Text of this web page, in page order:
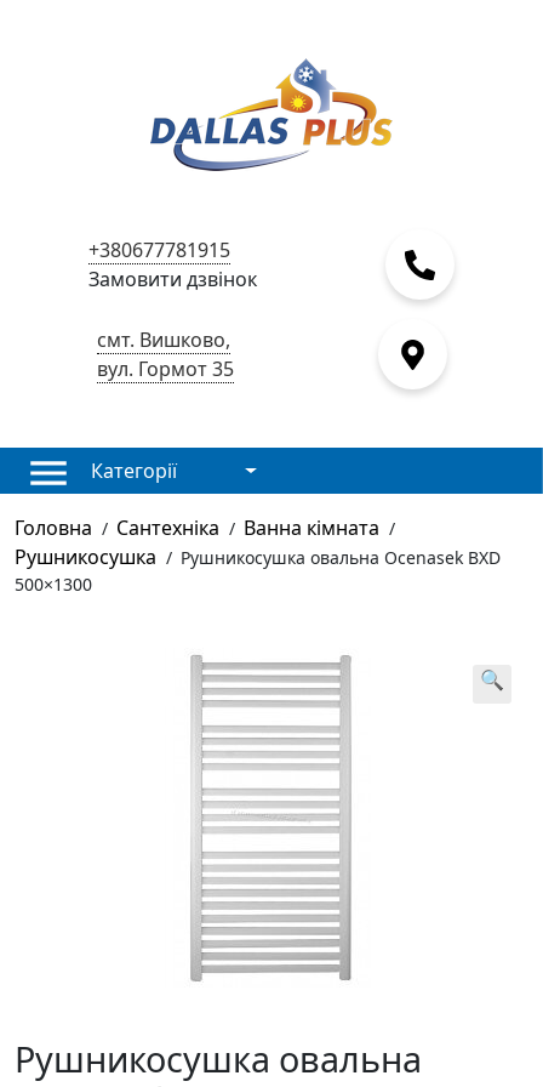
+380677781915
Замовити дзвінок
смт. Вишково,
вул. Гормот 35
Категорії
Головна / Сантехніка / Ванна кімната /
Рушникосушка / Рушникосушка овальна Ocenasek BXD
500×1300
🔍
Рушникосушка овальна